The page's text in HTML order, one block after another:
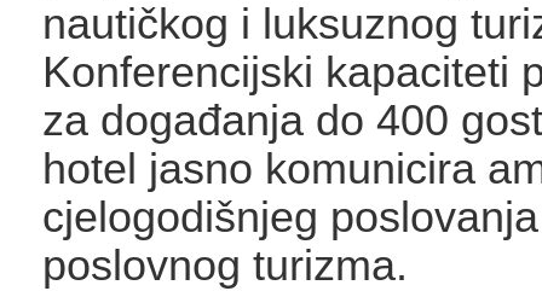
nautičkog i luksuznog
Konferencijski kapaciteti
za događanja do 400
hotel jasno komunicira
cjelogodišnjeg
poslovnog turizma.